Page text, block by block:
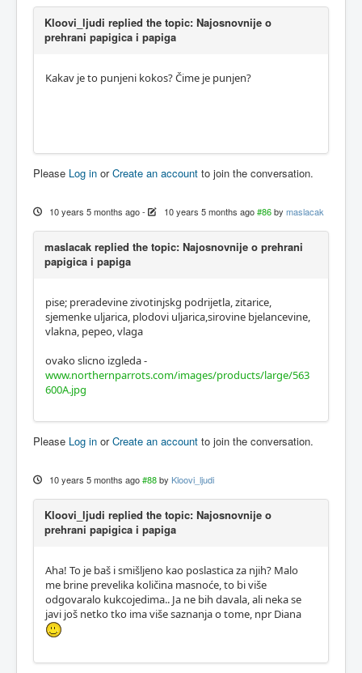
Kloovi_ljudi replied the topic: Najosnovnije o
prehrani papigica i papiga
Kakav je to punjeni kokos? Čime je punjen?
Please Log in orCreate an account to join the conversation.
10 years 5 months ago- 10 years 5 months ago #86 by maslacak
maslacak replied the topic: Najosnovnije o prehrani
papigica i papiga
pise; preradevine zivotinjskg podrijetla, zitarice,
sjemenke uljarica, plodovi uljarica,sirovine bjelancevine,
vlakna, pepeo, vlaga
ovako slicno izgleda -
www.northernparrots.com/images/products/large/563
600A.jpg
Please Log in orCreate an account to join the conversation.
10 years 5 months ago #88 by Kloovi_ljudi
Kloovi_ljudi replied the topic: Najosnovnije o
prehrani papigica i papiga
Aha! To je baš i smišljeno kao poslastica za njih? Malo
me brine prevelika količina masnoće, to bi više
odgovaralo kukcojedima.. Ja ne bih davala, ali neka se
javi još netko tko ima više saznanja o tome, npr Diana